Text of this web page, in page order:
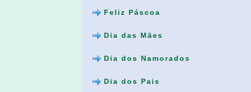
Feliz Páscoa
Dia das Mães
Dia dos Namorados
Dia dos Pais